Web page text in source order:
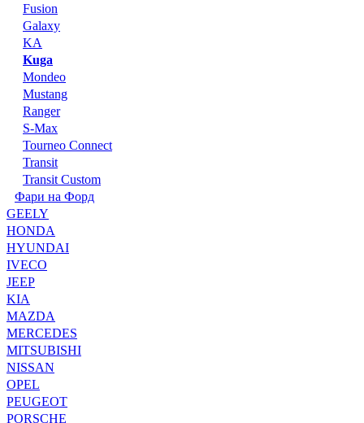
Fusion
Galaxy
KA
Kuga
Mondeo
Mustang
Ranger
S-Max
Tourneo Connect
Transit
Transit Custom
Фари на Форд
GEELY
HONDA
HYUNDAI
IVECO
JEEP
KIA
MAZDA
MERCEDES
MITSUBISHI
NISSAN
OPEL
PEUGEOT
PORSCHE